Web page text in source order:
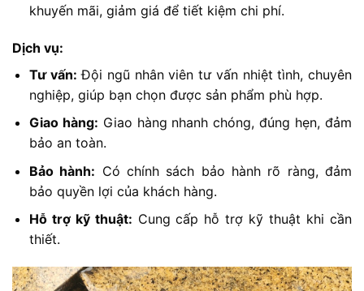
khuyến mãi, giảm giá để tiết kiệm chi phí.
Dịch vụ:
Tư vấn: Đội ngũ nhân viên tư vấn nhiệt tình, chuyên
nghiệp, giúp bạn chọn được sản phẩm phù hợp.
Giao hàng: Giao hàng nhanh chóng, đúng hẹn, đảm
bảo an toàn.
Bảo hành: Có chính sách bảo hành rõ ràng, đảm
bảo quyền lợi của khách hàng.
Hỗ trợ kỹ thuật: Cung cấp hỗ trợ kỹ thuật khi cần
thiết.